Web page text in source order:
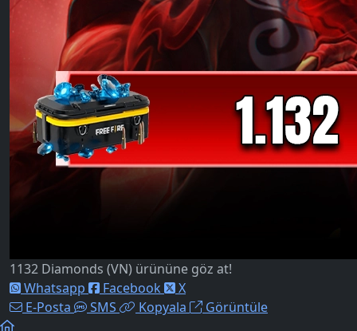
1132 Diamonds (VN) ürününe göz at!
Whatsapp
Facebook
X
E-Posta
SMS Kopyala Görüntüle